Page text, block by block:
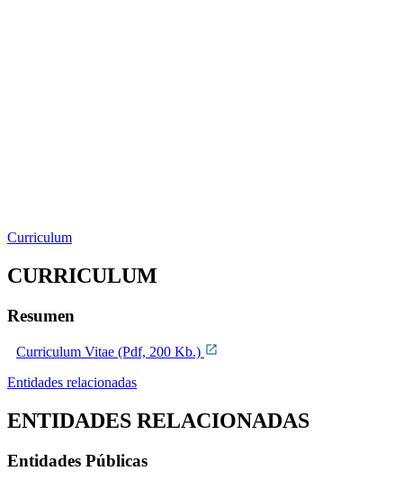
Curriculum
CURRICULUM
Resumen
Curriculum Vitae (Pdf, 200 Kb.)
Entidades relacionadas
ENTIDADES RELACIONADAS
Entidades Públicas